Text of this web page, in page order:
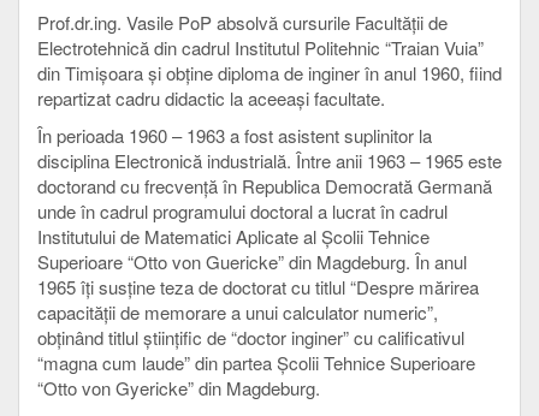
Prof.dr.ing. Vasile PoP absolvă cursurile Facultăţii de
Electrotehnică din cadrul Institutul Politehnic “Traian Vuia”
din Timişoara şi obţine diploma de inginer în anul 1960, fiind
repartizat cadru didactic la aceeaşi facultate.
În perioada 1960 – 1963 a fost asistent suplinitor la
disciplina Electronică industrială. Între anii 1963 – 1965 este
doctorand cu frecvenţă în Republica Democrată Germană
unde în cadrul programului doctoral a lucrat în cadrul
Institutului de Matematici Aplicate al Şcolii Tehnice
Superioare “Otto von Guericke” din Magdeburg. În anul
1965 îţi susţine teza de doctorat cu titlul “Despre mărirea
capacităţii de memorare a unui calculator numeric”,
obţinând titlul ştiinţific de “doctor inginer” cu calificativul
“magna cum laude” din partea Şcolii Tehnice Superioare
“Otto von Gyericke” din Magdeburg.